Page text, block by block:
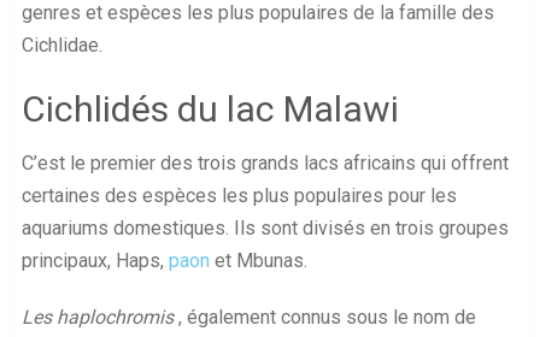
genres et espèces les plus populaires de la famille des
Cichlidae.
Cichlidés du lac Malawi
C’est le premier des trois grands lacs africains qui offrent
certaines des espèces les plus populaires pour les
aquariums domestiques. Ils sont divisés en trois groupes
principaux, Haps, paon et Mbunas.
Les haplochromis, également connus sous le nom de